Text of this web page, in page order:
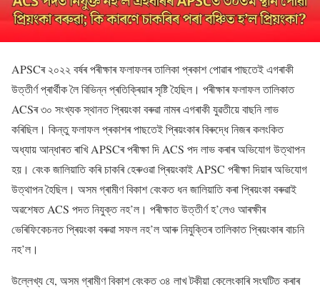
APSCৰ ২০২২ বৰ্ষৰ পৰীক্ষাৰ ফলাফলৰ তালিকা প্ৰকাশ পোৱাৰ পাছতেই এগৰাকী
উত্তীৰ্ণ প্ৰাৰ্থীক লৈ বিভিন্ন প্ৰতিক্ৰিয়াৰ সৃষ্টি হৈছিল। পৰীক্ষাৰ ফলাফল তালিকাত
ACSৰ ৩০ সংখ্যক স্থানত প্ৰিয়ংকা বৰুৱা নামৰ এগৰাকী যুৱতীয়ে বাছনি লাভ
কৰিছিল। কিন্তু ফলাফল প্ৰকাশৰ পাছতেই প্ৰিয়ংকাৰ বিৰুদ্ধে নিজৰ কলংকিত
অধ্যায় আন্ধাৰত ৰাখি APSCৰ পৰীক্ষা দি ACS পদ লাভ কৰাৰ অভিযোগ উত্থাপন
হয়। বেংক জালিয়াতি কৰি চাকৰি হেৰুওৱা প্ৰিয়ংকাই APSC পৰীক্ষা দিয়াৰ অভিযোগ
উত্থাপন হৈছিল। অসম গ্ৰামীণ বিকাশ বেংকত ধন জালিয়াতি কৰা প্ৰিয়ংকা বৰুৱাই
অৱশেষত ACS পদত নিযুক্ত নহ’ল। পৰীক্ষাত উত্তীৰ্ণ হ’লেও আৰক্ষীৰ
ভেৰিফিকেচনত প্ৰিয়ংকা বৰুৱা সফল নহ’ল আৰু নিযুক্তিৰ তালিকাত প্ৰিয়ংকাৰ বাচনি
নহ’ল।
উল্লেখ্য যে, অসম গ্ৰামীণ বিকাশ বেংকত ৩৪ লাখ টকীয়া কেলেংকাৰি সংঘটিত কৰাৰ